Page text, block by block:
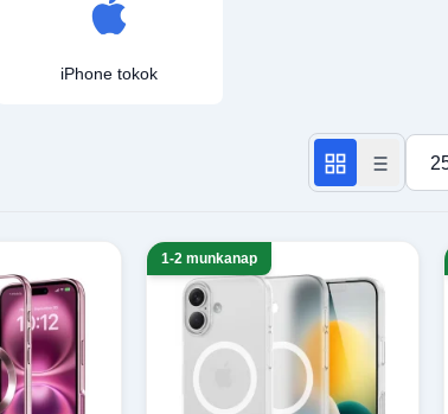
iPhone tokok
1-2 munkanap